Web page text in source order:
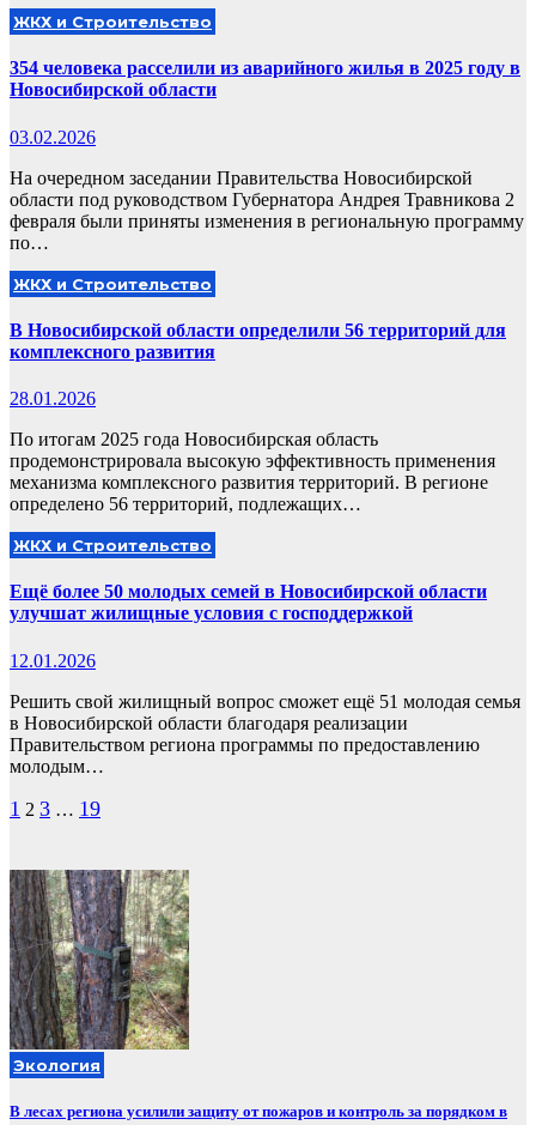
ЖКХ и Строительство
354 человека расселили из аварийного жилья в 2025 году в
Новосибирской области
03.02.2026
На очередном заседании Правительства Новосибирской
области под руководством Губернатора Андрея Травникова 2
февраля были приняты изменения в региональную программу
по…
ЖКХ и Строительство
В Новосибирской области определили 56 территорий для
комплексного развития
28.01.2026
По итогам 2025 года Новосибирская область
продемонстрировала высокую эффективность применения
механизма комплексного развития территорий. В регионе
определено 56 территорий, подлежащих…
ЖКХ и Строительство
Ещё более 50 молодых семей в Новосибирской области
улучшат жилищные условия с господдержкой
12.01.2026
Решить свой жилищный вопрос сможет ещё 51 молодая семья
в Новосибирской области благодаря реализации
Правительством региона программы по предоставлению
молодым…
Пагинация
1 2 3 … 19
Экология
В лесах региона усилили защиту от пожаров и контроль за порядком в